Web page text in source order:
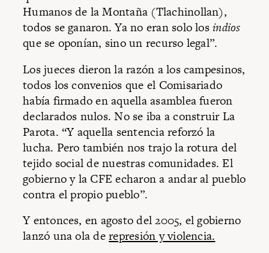
Humanos de la Montaña (Tlachinollan),
todos se ganaron. Ya no eran solo losindios
que se oponían, sino un recurso legal”.
Los jueces dieron la razón a los campesinos,
todos los convenios que el Comisariado
había firmado en aquella asamblea fueron
declarados nulos. No se iba a construir La
Parota. “Y aquella sentencia reforzó la
lucha. Pero también nos trajo la rotura del
tejido social de nuestras comunidades. El
gobierno y la CFE echaron a andar al pueblo
contra el propio pueblo”.
Y entonces, en agosto del 2005, el gobierno
lanzó una ola derepresión y violencia.